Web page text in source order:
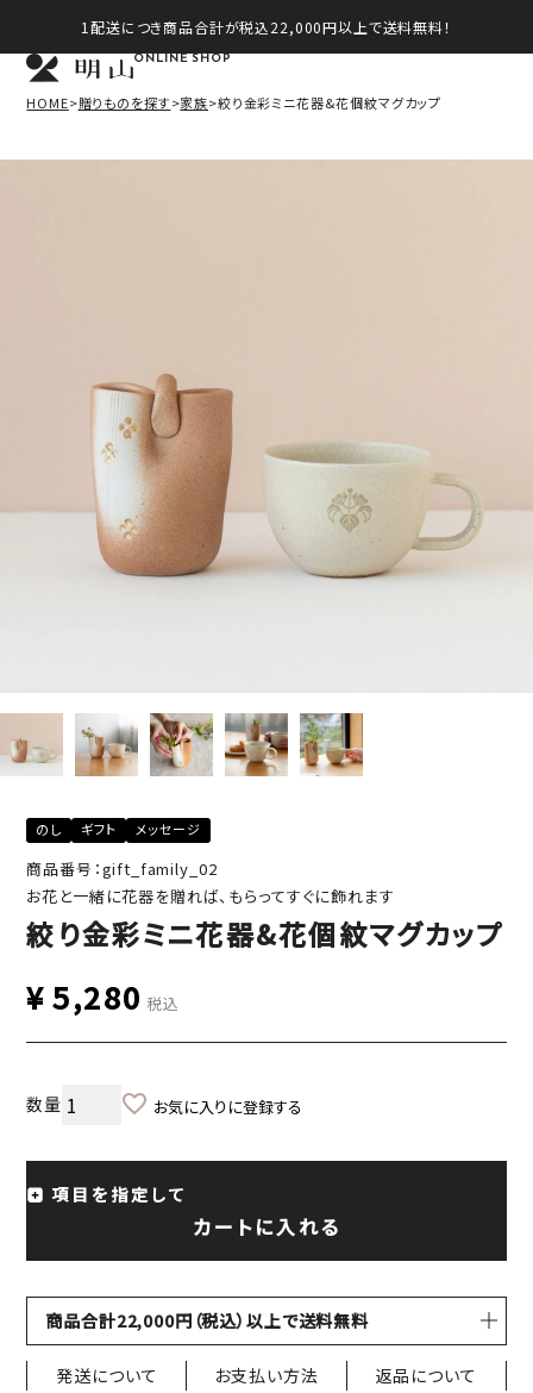
1配送につき商品合計が税込22,000円以上で送料無料！
ONLINE SHOP
HOME 贈りものを探す 家族 絞り金彩ミニ花器&花個紋マグカップ
のし ギフト メッセージ
商品番号：gift_family_02
お花と一緒に花器を贈れば、もらってすぐに飾れます
絞り金彩ミニ花器&花個紋マグカップ
¥5,280 税込
お気に入りに登録する
項目を指定して
カートに入れる
商品合計22,000円（税込）以上で送料無料
発送について お支払い方法 返品について